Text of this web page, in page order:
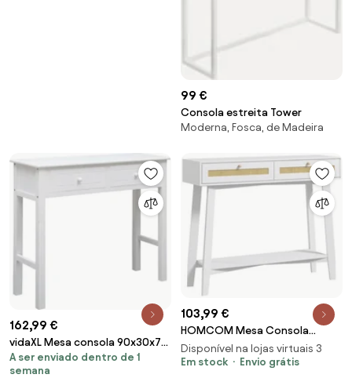
99 €
Consola estreita Tower
Moderna, Fosca, de Madeira
162,99 €
vidaXL Mesa consola 90x30x77
cm madeira branco
A ser enviado dentro de 1
semana
103,99 €
HOMCOM Mesa Consola
Entrada 2 Gavetas Design Vime
Sala Corredor Espaço
Disponível na lojas virtuais 3
Em stock
Envio grátis